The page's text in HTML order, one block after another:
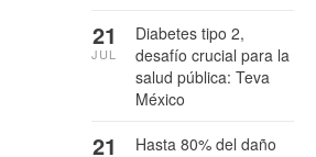
Diabetes tipo 2,
desafío crucial para la
salud pública: Teva
México
21
JUL
Hasta 80% del daño
21